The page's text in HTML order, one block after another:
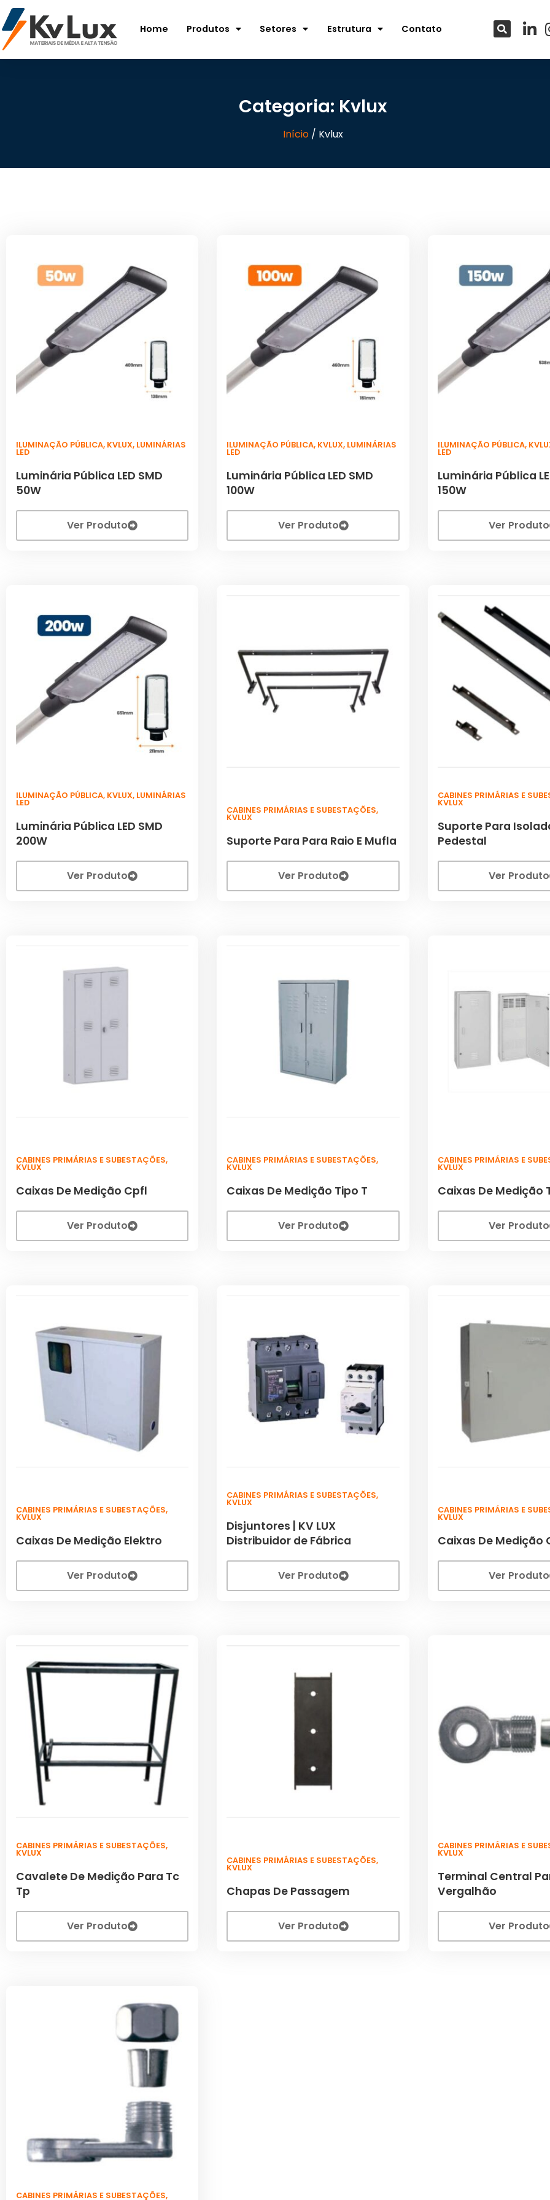
Home Produtos Setores Estrutura Contato
Categoria: Kvlux
Início / Kvlux
ILUMINAÇÃO PÚBLICA, KVLUX, LUMINÁRIAS
LED
Luminária Pública LED SMD
50W
Ver Produto
ILUMINAÇÃO PÚBLICA, KVLUX, LUMINÁRIAS
LED
Luminária Pública LED SMD
100W
Ver Produto
ILUMINAÇÃO PÚBLICA,
LED
Luminária Pública
150W
Ver Produto
ILUMINAÇÃO PÚBLICA, KVLUX, LUMINÁRIAS
LED
Luminária Pública LED SMD
200W
Ver Produto
CABINES PRIMÁRIAS E SUBESTAÇÕES,
KVLUX
Suporte Para Para Raio E Mufla
Ver Produto
CABINES PRIMÁRIAS E
KVLUX
Suporte Para
Pedestal
Ver Produto
CABINES PRIMÁRIAS E SUBESTAÇÕES,
KVLUX
Caixas De Medição Cpfl
Ver Produto
CABINES PRIMÁRIAS E SUBESTAÇÕES,
KVLUX
Caixas De Medição Tipo T
Ver Produto
CABINES PRIMÁRIAS E
KVLUX
Caixas De Medição
Ver Produto
CABINES PRIMÁRIAS E SUBESTAÇÕES,
KVLUX
Caixas De Medição Elektro
Ver Produto
CABINES PRIMÁRIAS E SUBESTAÇÕES,
KVLUX
Disjuntores | KV LUX
Distribuidor de Fábrica
Ver Produto
CABINES PRIMÁRIAS E
KVLUX
Caixas De Medição
Ver Produto
CABINES PRIMÁRIAS E SUBESTAÇÕES,
KVLUX
Cavalete De Medição Para Tc
Tp
Ver Produto
CABINES PRIMÁRIAS E SUBESTAÇÕES,
KVLUX
Chapas De Passagem
Ver Produto
CABINES PRIMÁRIAS E
KVLUX
Terminal Central
Vergalhão
Ver Produto
CABINES PRIMÁRIAS E SUBESTAÇÕES,